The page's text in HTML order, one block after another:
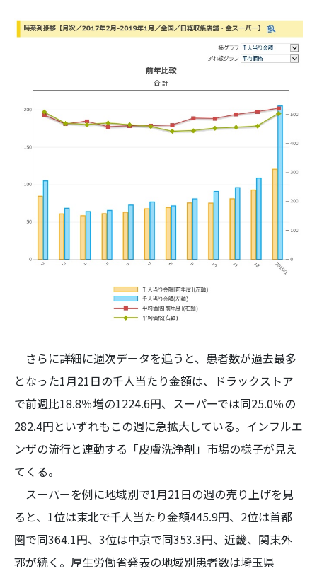
さらに詳細に週次データを追うと、患者数が過去最多
となった1月21日の千人当たり金額は、ドラックストア
で前週比18.8％増の1224.6円、スーパーでは同25.0％の
282.4円といずれもこの週に急拡大している。インフルエ
ンザの流行と連動する「皮膚洗浄剤」市場の様子が見え
てくる。
スーパーを例に地域別で1月21日の週の売り上げを見
ると、1位は東北で千人当たり金額445.9円、2位は首都
圏で同364.1円、3位は中京で同353.3円、近畿、関東外
郭が続く。厚生労働省発表の地域別患者数は埼玉県